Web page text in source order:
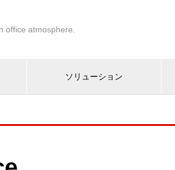
office atmosphere.
ソリューション